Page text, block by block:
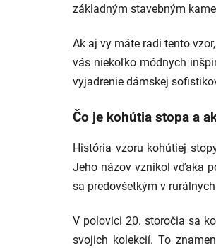
základným stavebným
Ak aj vy máte radi tento
vás niekoľko módnych
vyjadrenie dámskej
Čo je kohútia stopa a
História vzoru kohútiej
Jeho názov vznikol vďaka
sa predovšetkým v
V polovici 20. storočia sa
svojich kolekcií. To